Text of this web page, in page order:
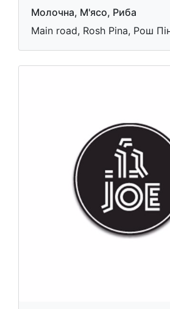
Молочна, М'ясо, Риба
Main road, Rosh Pina, Рош